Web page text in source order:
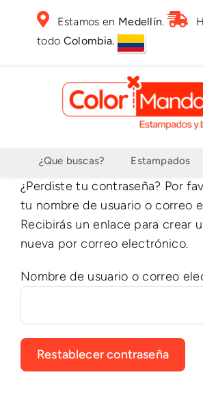
content
Estamos en Medellín.
todo Colombia.
¿Que buscas? Estampados
¿Perdiste tu contraseña? Por
tu nombre de usuario o correo
Recibirás un enlace para crear
nueva por correo electrónico.
Nombre de usuario o correo
Restablecer contraseña